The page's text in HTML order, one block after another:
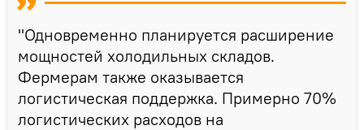
"Одновременно планируется расширение
мощностей холодильных складов.
Фермерам также оказывается
логистическая поддержка. Примерно 70%
логистических расходов на